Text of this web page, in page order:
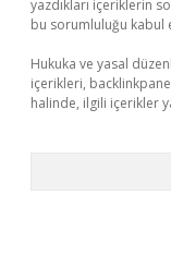
yazdıkları içeriklerin
bu sorumluluğu kabul
Hukuka ve yasal
içerikleri,
halinde, ilgili içerikler